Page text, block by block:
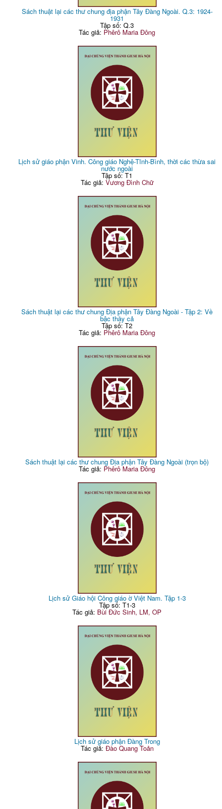
Sách thuật lại các thư chung địa phận Tây Đàng Ngoài. Q.3: 1924-
1931
Tập số: Q.3
Tác giả: Phêrô Maria Đông
Lịch sử giáo phận Vinh. Công giáo Nghệ-Tĩnh-Bình, thời các thừa sai
nước ngoài
Tập số: T1
Tác giả: Vương Đình Chữ
Sách thuật lại các thư chung Địa phận Tây Đàng Ngoài - Tập 2: Về
bậc thầy cả
Tập số: T2
Tác giả: Phêrô Maria Đông
Sách thuật lại các thư chung Địa phận Tây Đàng Ngoài (trọn bộ)
Tác giả: Phêrô Maria Đông
Lịch sử Giáo hội Công giáo ờ Việt Nam. Tập 1-3
Tập số: T1-3
Tác giả: Bùi Đức Sinh, LM, OP
Lịch sử giáo phận Đàng Trong
Tác giả: Đào Quang Toản